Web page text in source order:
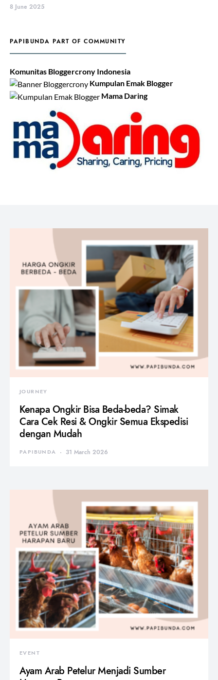
8 June 2025
PAPIBUNDA PART OF COMMUNITY
Komunitas Bloggercrony Indonesia
Kumpulan Emak Blogger
Mama Daring
JOURNEY
Kenapa Ongkir Bisa Beda-beda? Simak
Cara Cek Resi & Ongkir Semua Ekspedisi
dengan Mudah
PAPIBUNDA 31 March 2026
EVENT
Ayam Arab Petelur Menjadi Sumber